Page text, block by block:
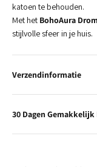
katoen te behouden.
Met het BohoAura
stijlvolle sfeer in je huis.
Verzendinformatie
30 Dagen Gemakkelijk